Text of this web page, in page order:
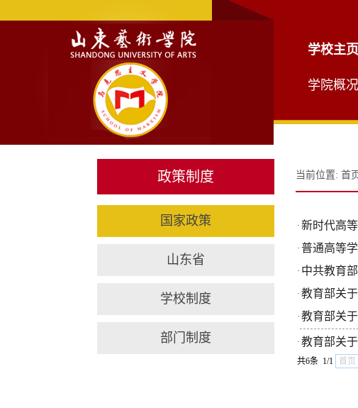
学校主页
学院概况
政策制度
国家政策
山东省
学校制度
部门制度
当前位置: 首
· 新时代高
· 普通高等
· 中共教育
· 教育部关
· 教育部关
· 教育部关
共6条 1/1
首页